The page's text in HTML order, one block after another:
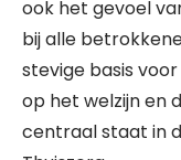
ook het gevoel
bij alle
stevige basis
op het welzijn en
centraal staat in